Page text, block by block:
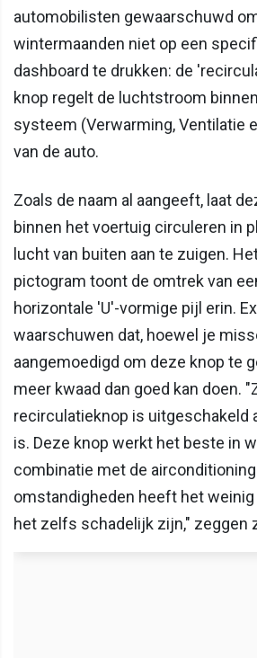
automobilisten gewaarschuwd
wintermaanden niet op een
dashboard te drukken: de
knop regelt de luchtstroom
systeem (Verwarming, Ventilatie
van de auto.
Zoals de naam al aangeeft, laat
binnen het voertuig circuleren in
lucht van buiten aan te zuigen.
pictogram toont de omtrek van
horizontale 'U'-vormige pijl erin.
waarschuwen dat, hoewel je
aangemoedigd om deze knop te
meer kwaad dan goed kan doen.
recirculatieknop is uitgeschakeld
is. Deze knop werkt het beste in
combinatie met de
omstandigheden heeft het weinig
het zelfs schadelijk zijn," zeggen